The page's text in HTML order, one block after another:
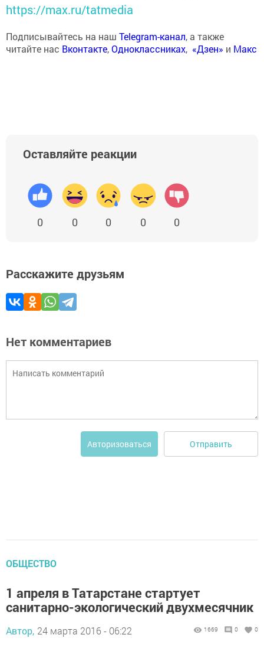
https://max.ru/tatmedia
Подписывайтесь на наш Telegram-канал, а также
читайте нас Вконтакте,Одноклассниках, «Дзен» и Макс
Оставляйте реакции
0 0 0 0 0
Расскажите друзьям
Нет комментариев
Авторизоваться Отправить
ОБЩЕСТВО
1 апреля в Татарстане стартует
санитарно-экологический двухмесячник
Автор, 24 марта 2016 - 06:22 1669 0 0